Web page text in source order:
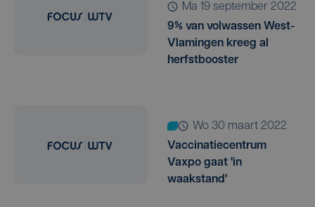
ma 19 september 2022
9% van volwassen West-
Vlamingen kreeg al
herfstbooster
wo 30 maart 2022
Vaccinatiecentrum
Vaxpo gaat 'in
waakstand'